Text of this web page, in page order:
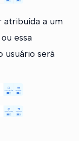
atribuída a um
essa
usuário será